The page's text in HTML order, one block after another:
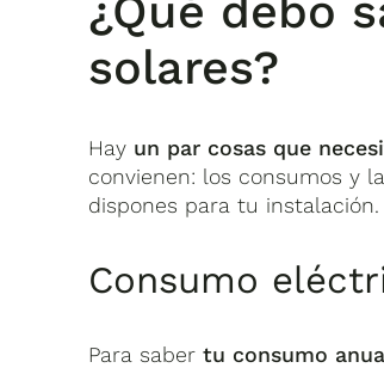
solares?
Hay un par cosas que
convienen: los consumos y
dispones para tu instalación.
Consumo
Para sabertu consumo